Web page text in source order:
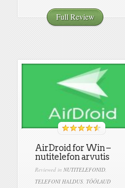
Full Review
AirDroid for Win –
nutitelefon arvutis
Reviewed in NUTITELEFONID,
TELEFONI HALDUS, TÖÖLAUD